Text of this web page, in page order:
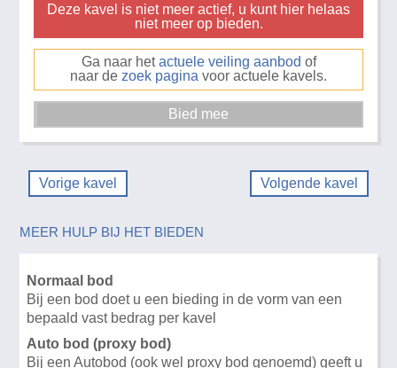
Deze kavel is niet meer actief, u kunt hier helaas
niet meer op bieden.
Ga naar hetactuele veiling aanbod of
naar de zoek pagina voor actuele kavels.
Vorige kavel Volgende kavel
MEER HULP BIJ HET BIEDEN
Normaal bod
Bij een bod doet u een bieding in de vorm van een
bepaald vast bedrag per kavel
Auto bod (proxy bod)
Bij een Autobod (ook wel proxy bod genoemd) geeft u